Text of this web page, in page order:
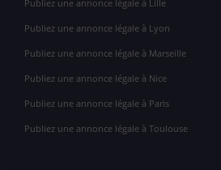
Publiez une annonce légale à Lille
Publiez une annonce légale à Lyon
Publiez une annonce légale à Marseille
Publiez une annonce légale à Nice
Publiez une annonce légale à Paris
Publiez une annonce légale à Toulouse